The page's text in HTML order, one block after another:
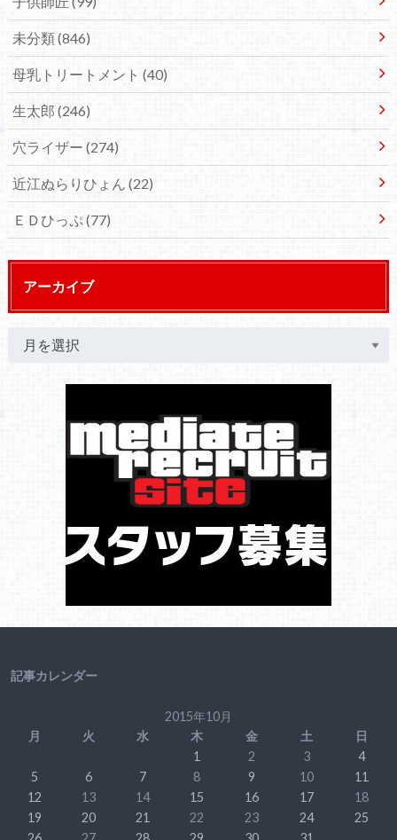
未分類(846)
母乳トリートメント (40)
生太郎 (246)
穴ライザー (274)
近江ぬらりひょん (22)
ＥＤひっぷ(77)
アーカイブ
記事カレンダー
2015年10月
月
火 水 木 金 土
日
1
2 3
4
5
6 7 8 9 10
11
12
13 14 15 16 17
18
19
20 21 22 23 24
25